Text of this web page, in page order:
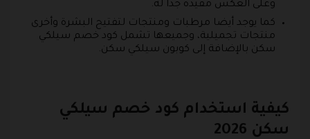
وعلى العكس مفيدة جدا له.
كما يوجد أيضا مرطبات ومنتجات لتفتيح البشرة وأخرى
منتجات تجميلية، وجميعها تشمل كود خصم سيلكي
سكن بالإضافة إلى كوبون سيلكي سكن.
كيفية استخدام كود خصم سيلكي
سكن 2026